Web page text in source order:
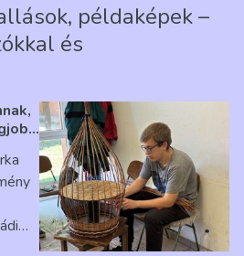
példaképek –
és